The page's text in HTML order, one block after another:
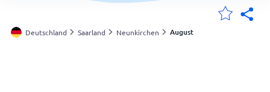
Österreich
Deutschland Saarland Neunkirchen August